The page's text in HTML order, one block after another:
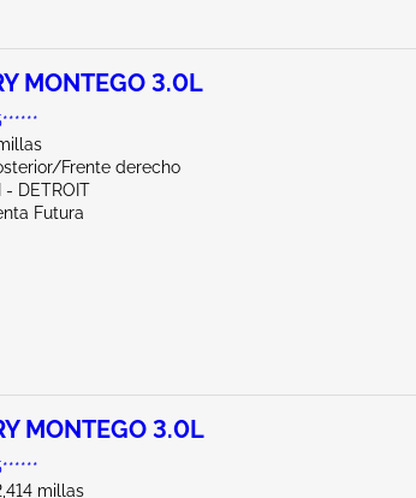
MONTEGO 3.0L
Frente derecho
- DETROIT
Futura
MONTEGO 3.0L
millas